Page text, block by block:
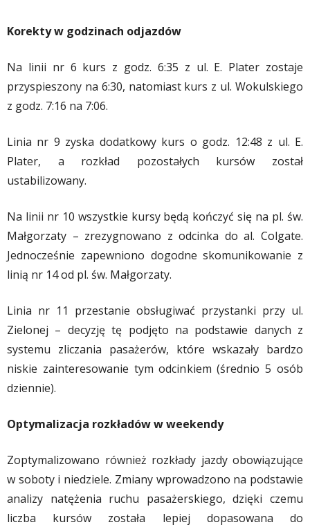
Korekty w godzinach odjazdów
Na linii nr 6 kurs z godz. 6:35 z ul. E. Plater zostaje
przyspieszony na 6:30, natomiast kurs z ul. Wokulskiego
z godz. 7:16 na 7:06.
Linia nr 9 zyska dodatkowy kurs o godz. 12:48 z ul. E.
Plater, a rozkład pozostałych kursów został
ustabilizowany.
Na linii nr 10 wszystkie kursy będą kończyć się na pl. św.
Małgorzaty – zrezygnowano z odcinka do al. Colgate.
Jednocześnie zapewniono dogodne skomunikowanie z
linią nr 14 od pl. św. Małgorzaty.
Linia nr 11 przestanie obsługiwać przystanki przy ul.
Zielonej – decyzję tę podjęto na podstawie danych z
systemu zliczania pasażerów, które wskazały bardzo
niskie zainteresowanie tym odcinkiem (średnio 5 osób
dziennie).
Optymalizacja rozkładów w weekendy
Zoptymalizowano również rozkłady jazdy obowiązujące
w soboty i niedziele. Zmiany wprowadzono na podstawie
analizy natężenia ruchu pasażerskiego, dzięki czemu
liczba kursów została lepiej dopasowana do